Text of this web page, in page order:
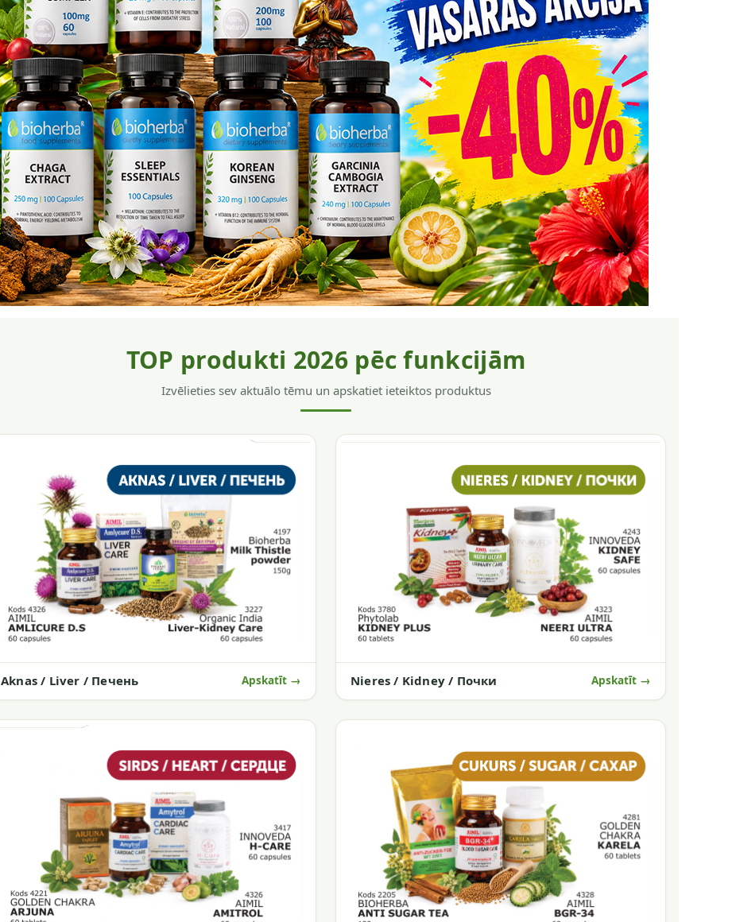
TOP produkti 2026 pēc funkcijām
Izvēlieties sev aktuālo tēmu un apskatiet ieteiktos produktus
Aknas / Liver / Печень Apskatīt → Nieres / Kidney / Почки Apskatīt →